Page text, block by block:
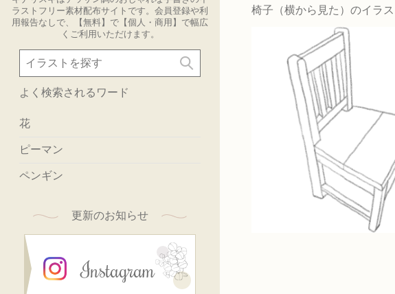
ラストフリー素材配布サイトです。会員登録や利
用報告なしで、【無料】で【個人・商用】で幅広
くご利用いただけます。
よく検索されるワード
花
ピーマン
ペンギン
更新のお知らせ
椅子（横から見た）のイラス